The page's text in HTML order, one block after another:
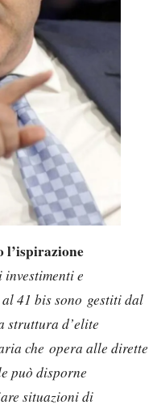
l’ispirazione
investimenti e
41 bis sono gestiti dal
struttura d’elite
che opera alle dirette
può disporne
situazioni di